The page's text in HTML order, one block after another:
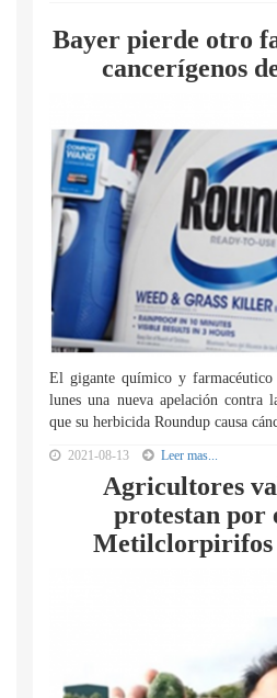
Bayer pierde otro
cancerígenos
El gigante químico y farmacéutico
lunes una nueva apelación contra
que su herbicida Roundup causa
2021-08-13 Leer mas...
Agricultores
protestan por
Metilclorpirifos